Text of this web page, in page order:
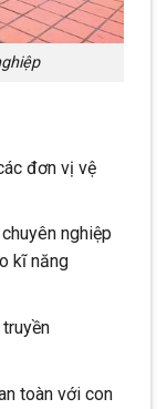
đơn vị vệ
nghiệp
kĩ năng
toàn với con